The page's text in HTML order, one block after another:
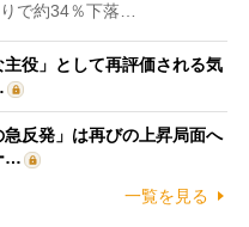
で約34％下落…
役」として再評価される気
反発」は再びの上昇局面へ
…
一覧を見る